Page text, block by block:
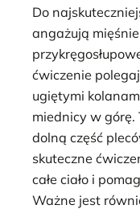
Do
angażują
ćwiczenie
ugiętymi
miednicy w górę.
dolną część
skuteczne
całe ciało i
Ważne jest